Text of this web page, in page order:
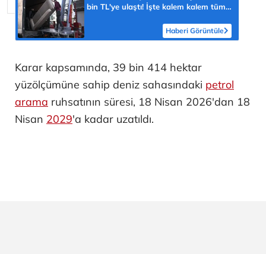
bin TL'ye ulaştı! İşte kalem kalem tüm
Haberi Görüntüle
Karar kapsamında, 39 bin 414 hektar
yüzölçümüne sahip deniz sahasındaki petrol
arama ruhsatının süresi, 18 Nisan 2026'dan 18
Nisan 2029'a kadar uzatıldı.